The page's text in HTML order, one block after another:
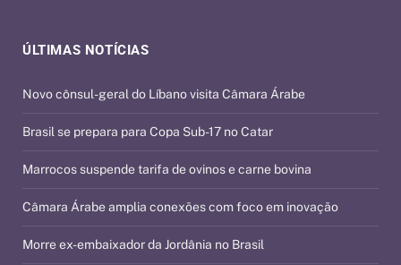
ÚLTIMAS NOTÍCIAS
Novo cônsul-geral do Líbano visita Câmara Árabe
Brasil se prepara para Copa Sub-17 no Catar
Marrocos suspende tarifa de ovinos e carne bovina
Câmara Árabe amplia conexões com foco em inovação
Morre ex-embaixador da Jordânia no Brasil